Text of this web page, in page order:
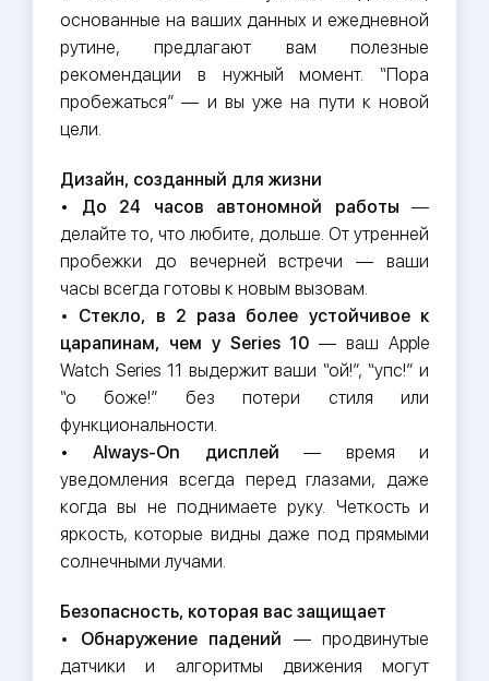
основанные на ваших данных и ежедневной
рутине, предлагают вам полезные
рекомендации в нужный момент. “Пора
пробежаться” — и вы уже на пути к новой
цели.
Дизайн, созданный для жизни
• До 24 часов автономной работы —
делайте то, что любите, дольше. От утренней
пробежки до вечерней встречи — ваши
часы всегда готовы к новым вызовам.
• Стекло, в 2 раза более устойчивое к
царапинам, чем у Series 10 — ваш Apple
Watch Series 11 выдержит ваши “ой!”, “упс!” и
“о боже!” без потери стиля или
функциональности.
•Always-On дисплей — время и
уведомления всегда перед глазами, даже
когда вы не поднимаете руку. Четкость и
яркость, которые видны даже под прямыми
солнечными лучами.
Безопасность, которая вас защищает
• Обнаружение падений — продвинутые
датчики и алгоритмы движения могут